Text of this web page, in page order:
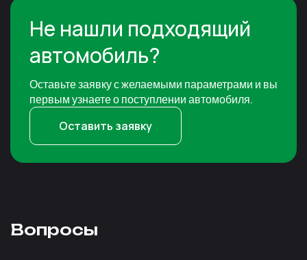
Не нашли подходящий
автомобиль?
Оставьте заявку с желаемыми параметрами и вы
первым узнаете о поступлении автомобиля.
Оставить заявку
Вопросы